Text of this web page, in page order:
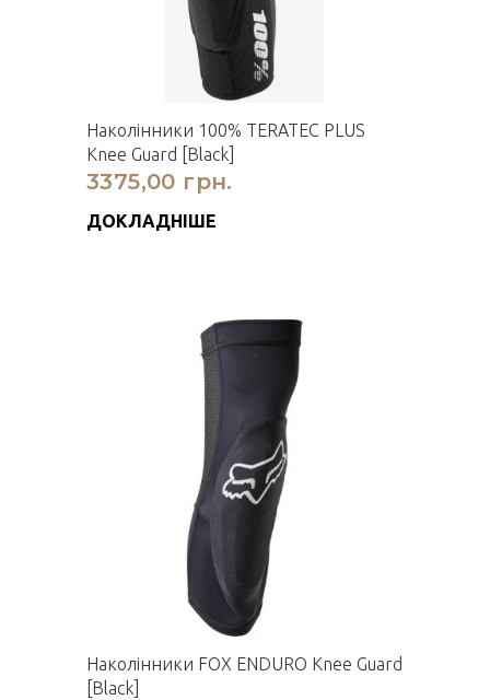
Наколінники 100% TERATEC PLUS
Knee Guard [Black]
3375,00 грн.
ДОКЛАДНІШЕ
Наколінники FOX ENDURO Knee Guard
[Black]